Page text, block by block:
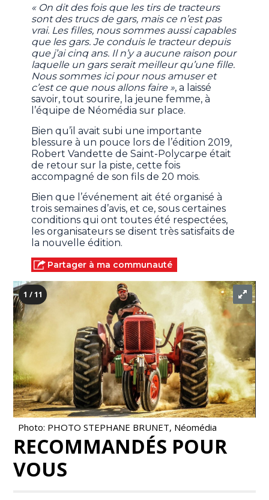
« On dit des fois que les tirs de tracteurs
sont des trucs de gars, mais ce n’est pas
vrai. Les filles, nous sommes aussi capables
que les gars. Je conduis le tracteur depuis
que j’ai cinq ans. Il n’y a aucune raison pour
laquelle un gars serait meilleur qu’une fille.
Nous sommes ici pour nous amuser et
c’est ce que nous allons faire », a laissé
savoir, tout sourire, la jeune femme, à
l’équipe de Néomédia sur place.
Bien qu’il avait subi une importante
blessure à un pouce lors de l’édition 2019,
Robert Vandette de Saint-Polycarpe était
de retour sur la piste, cette fois
accompagné de son fils de 20 mois.
Bien que l’événement ait été organisé à
trois semaines d’avis, et ce, sous certaines
conditions qui ont toutes été respectées,
les organisateurs se disent très satisfaits de
la nouvelle édition.
Partager à ma communauté
1 / 11
Photo: PHOTO STEPHANE BRUNET, Néomédia
RECOMMANDÉS POUR
VOUS